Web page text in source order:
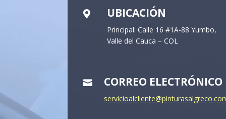
 UBICACIÓN
Principal: Calle 16 #1A-88 Yumbo,
Valle del Cauca – COL
 CORREO ELECTRÓNICO